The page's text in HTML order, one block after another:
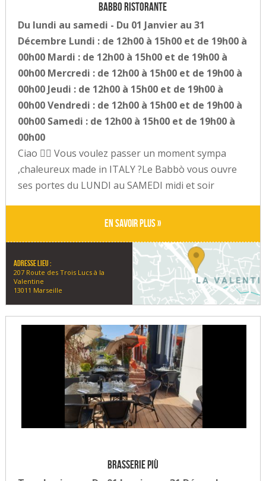
Babbo Ristorante
Du lundi au samedi - Du 01 Janvier au 31
Décembre Lundi : de 12h00 à 15h00 et de 19h00 à
00h00 Mardi : de 12h00 à 15h00 et de 19h00 à
00h00 Mercredi : de 12h00 à 15h00 et de 19h00 à
00h00 Jeudi : de 12h00 à 15h00 et de 19h00 à
00h00 Vendredi : de 12h00 à 15h00 et de 19h00 à
00h00 Samedi : de 12h00 à 15h00 et de 19h00 à
00h00
Ciao ✌🏼 Vous voulez passer un moment sympa
,chaleureux made in ITALY ?Le Babbò vous ouvre
ses portes du LUNDI au SAMEDI midi et soir
En savoir plus »
Adresse lieu :
207 Route des Trois Lucs à la
Valentine
13011 Marseille
Brasserie Più